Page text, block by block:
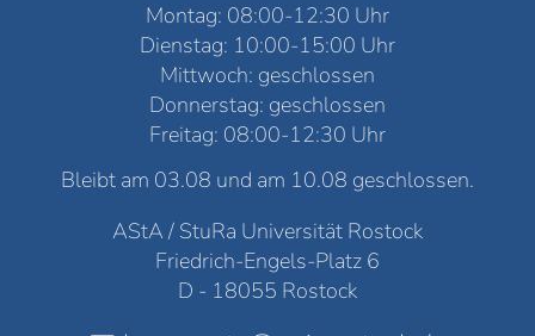
Montag: 08:00-12:30 Uhr
Dienstag: 10:00-15:00 Uhr
Mittwoch: geschlossen
Donnerstag: geschlossen
Freitag: 08:00-12:30 Uhr
Bleibt am 03.08 und am 10.08 geschlossen.
AStA / StuRa Universität Rostock
Friedrich-Engels-Platz 6
D - 18055 Rostock